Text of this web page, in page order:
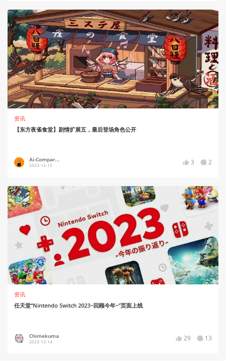
资讯
【东方夜雀食堂】剧情扩展五，最后登场角色公开
Ai-Compar...
2023-12-15 3 2
资讯
任天堂“Nintendo Switch 2023~回顾今年~”页面上线
Chimekuma
2023-12-14 29 13